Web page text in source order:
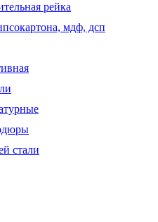
рейка
мдф, дсп
стали